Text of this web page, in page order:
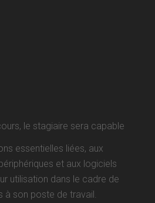
le stagiaire sera capable
essentielles liées, aux
et aux logiciels
utilisation dans le cadre de
à son poste de travail.